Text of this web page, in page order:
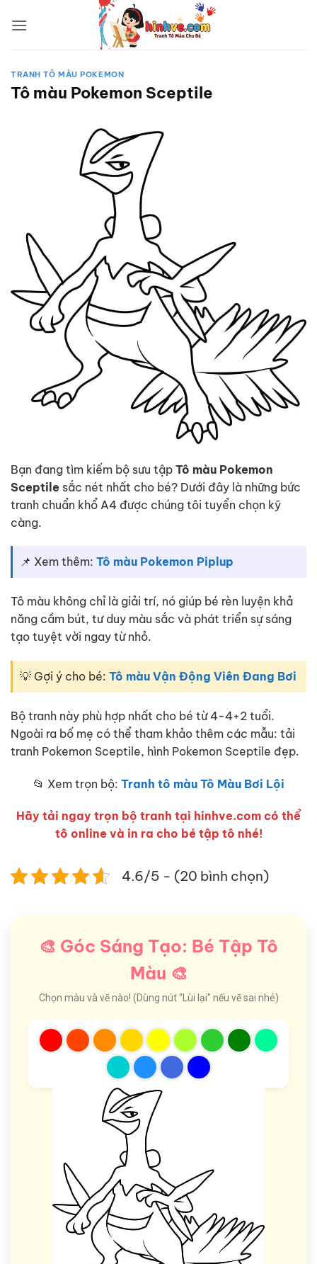
qua
TRANH TÔ MÀU POKEMON
Tô màu Pokemon Sceptile
Bạn đang tìm kiếm bộ sưu tập Tô màu Pokemon
Sceptile sắc nét nhất cho bé? Dưới đây là những bức
tranh chuẩn khổ A4 được chúng tôi tuyển chọn kỹ
càng.
📌 Xem thêm: Tô màu Pokemon Piplup
Tô màu không chỉ là giải trí, nó giúp bé rèn luyện khả
năng cầm bút, tư duy màu sắc và phát triển sự sáng
tạo tuyệt vời ngay từ nhỏ.
💡 Gợi ý cho bé: Tô màu Vận Động Viên Đang Bơi
Bộ tranh này phù hợp nhất cho bé từ 4-4+2 tuổi.
Ngoài ra bố mẹ có thể tham khảo thêm các mẫu: tải
tranh Pokemon Sceptile, hình Pokemon Sceptile đẹp.
📂 Xem trọn bộ: Tranh tô màu Tô Màu Bơi Lội
Hãy tải ngay trọn bộ tranh tại hinhve.com có thể
tô online và in ra cho bé tập tô nhé!
4.6/5 - (20 bình chọn)
🎨 Góc Sáng Tạo: Bé Tập Tô
Màu 🎨
Chọn màu và vẽ nào! (Dùng nút "Lùi lại" nếu vẽ sai nhé)